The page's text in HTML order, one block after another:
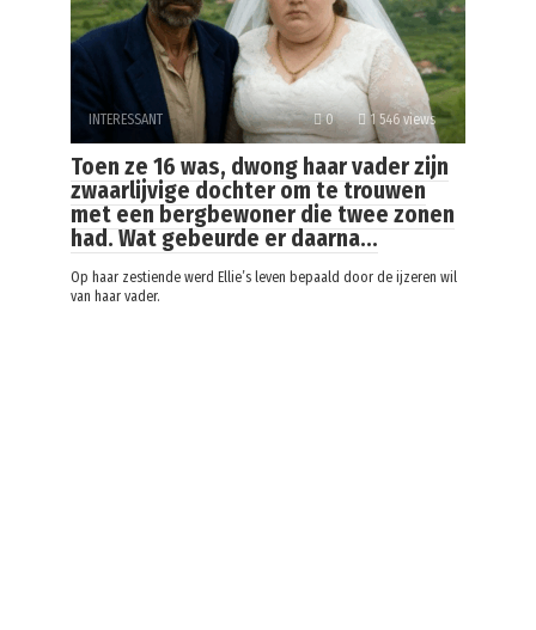
INTERESSANT 0 1 546 views
Toen ze 16 was, dwong haar vader zijn
zwaarlijvige dochter om te trouwen
met een bergbewoner die twee zonen
had. Wat gebeurde er daarna…
Op haar zestiende werd Ellie’s leven bepaald door de ijzeren wil
van haar vader.